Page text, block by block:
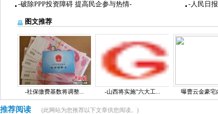
-破除PPP投资障碍 提高民企参与热情-
-人民日
图文推荐
-社保缴费基数将调整... -山西将实施“六大工... 曝曹云金豪宅
推荐阅读 (此网站为您推荐以下文章供您阅读。)